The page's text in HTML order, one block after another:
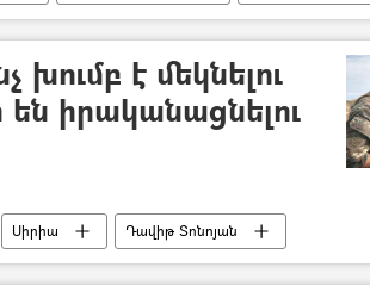
ԱԱԾ
Երևանի ավագանու ընտրություններ
սկանդալային ձայնագրությունը
խումբ է մեկնելու
իրականացնելու
Սիրիա Դավիթ Տոնոյան